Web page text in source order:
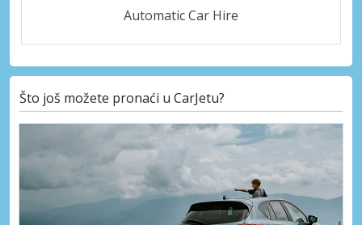
Automatic Car Hire
Što još možete pronaći u CarJetu?